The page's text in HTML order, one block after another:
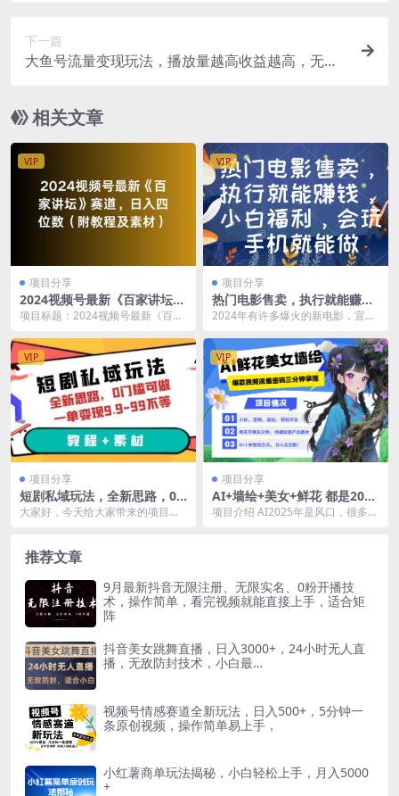
下一篇
大鱼号流量变现玩法，播放量越高收益越高，无脑
相关文章
VIP
项目分享
2024视频号最新《百家讲坛》
赛道，日入四位数（附教程及
项目标题：2024视频号最新《百家
及素材） 项目介...
VIP
项目分享
热门电影售卖，执行就能赚
钱，小白福利，会玩手机就能
2024年有许多爆火的新电影，宣传
特别是贾玲暴瘦1...
VIP
项目分享
短剧私域玩法，全新思路，0
门槛可做，一单变现9.9-99不
大家好，今天给大家带来的项目是
VIP
项目分享
AI+墙绘+美女+鲜花 都是2025
最火流量密码 爆款引流视频教
项目介绍 AI2025年是风口，很多人
推荐文章
9月最新抖音无限注册、无限实名、0粉开播技
术，操作简单，看完视频就能直接上手，适合矩
阵
抖音美女跳舞直播，日入3000+，24小时无人直
播，无敌防封技术，小白最…
视频号情感赛道全新玩法，日入500+，5分钟一
条原创视频，操作简单易上手，
小红薯商单玩法揭秘，小白轻松上手，月入5000
+